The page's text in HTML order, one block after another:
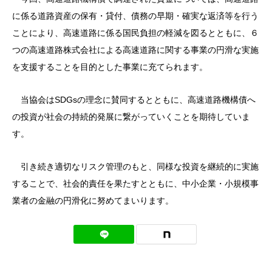
に係る道路資産の保有・貸付、債務の早期・確実な返済等を行う
ことにより、高速道路に係る国民負担の軽減を図るとともに、６
つの高速道路株式会社による高速道路に関する事業の円滑な実施
を支援することを目的とした事業に充てられます。
当協会はSDGsの理念に賛同するとともに、高速道路機構債へ
の投資が社会の持続的発展に繋がっていくことを期待していま
す。
引き続き適切なリスク管理のもと、同様な投資を継続的に実施
することで、社会的責任を果たすとともに、中小企業・小規模事
業者の金融の円滑化に努めてまいります。